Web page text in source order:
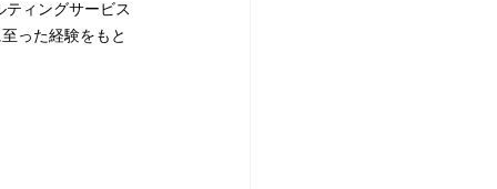
ィングサービス
った経験をもと